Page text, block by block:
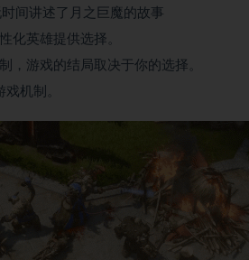
间讲述了月之巨魔的故事
化英雄提供选择。
，游戏的结局取决于你的选择。
机制。